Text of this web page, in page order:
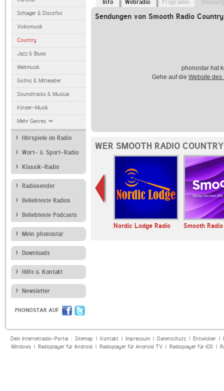
Schlager & Discofox
Volksmusik
Country
Jazz & Blues
Weltmusik
Gothic & Mittelalter
Soundtracks & Musical
Kinder-Musik
Mehr Genres
Hörspiele im Radio
Wort- & Sport-Radio
Klassik-Radio
Radiosender
Beliebteste Radios
Beliebteste Podcasts
Mein phonostar
Downloads
Hilfe & Kontakt
Newsletter
PHONOSTAR AUF
Info Webradio Programm
Sendungen von Smooth Radio Country
phonostar hat
Gehe auf die Website des
WER SMOOTH RADIO
Bluegrass Country Nordic Lodge Radio Smooth
Dein Internetradio-Portal : Sitemap| Kontakt| Impressum| Datenschutz| Entwickler|
Windows| Radioplayer für Android| Radioplayer für Android TV| Radioplayer für iOS|